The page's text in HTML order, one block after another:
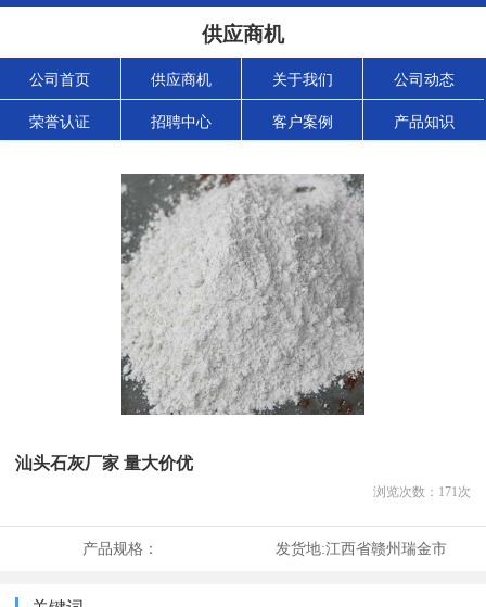
供应商机
公司首页 供应商机 关于我们 公司动态
荣誉认证 招聘中心 客户案例 产品知识
汕头石灰厂家 量大价优
浏览次数： 171次
产品规格： 发货地:江西省赣州瑞金市